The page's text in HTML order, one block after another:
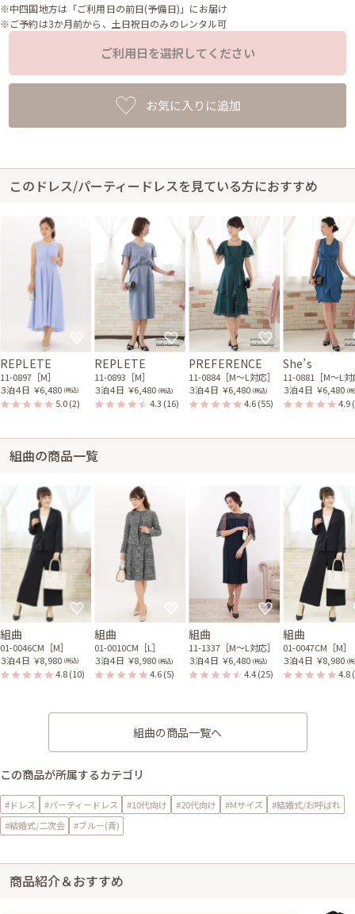
※中四国地方は「ご利用日の前日(予備日)」にお届け
※ご予約は3か月前から、土日祝日のみのレンタル可
ご利用日を選択してください
お気に入りに追加
このドレス/パーティードレスを見ている方におすすめ
REPLETE
11-0897［M］
３泊４日 ￥6,480 (税込)
5.0(2)
REPLETE
11-0893［M］
３泊４日 ￥6,480 (税込)
4.3 (16)
PREFERENCE
11-0884［M〜L対応］
３泊４日 ￥6,480 (税込)
4.6(55)
She’s
11-0881［M〜L
３泊４日 ￥6,480 (
4.9
組曲の商品一覧
組曲
01-0046CM［M］
３泊４日 ￥8,980 (税込)
4.8(10)
組曲
01-0010CM［L］
３泊４日 ￥8,980 (税込)
4.6(5)
組曲
11-1337［M〜L対応］
３泊４日 ￥6,480 (税込)
4.4(25)
組曲
01-0047CM［M］
３泊４日 ￥8,980 (
4.8
組曲の商品一覧へ
この商品が所属するカテゴリ
#ドレス #パーティードレス #10代向け #20代向け #Mサイズ
#結婚式/お呼ばれ
#結婚式/二次会
#ブルー(青)
商品紹介＆おすすめ